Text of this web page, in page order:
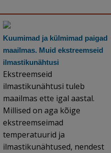
Kuumimad ja külmimad paigad
maailmas. Muid ekstreemseid
ilmastikunähtusi
Ekstreemseid
ilmastikunähtusi tuleb
maailmas ette igal aastal.
Millised on aga kõige
ekstreemseimad
temperatuurid ja
ilmastikunähtused, nendest